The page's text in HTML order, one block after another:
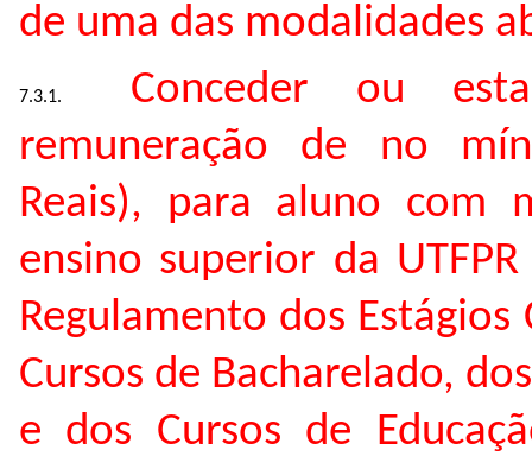
de uma das modalidades
Conceder ou
remuneração de no
Reais), para aluno com
ensino superior da
Regulamento dos
Cursos de Bacharelado,
e dos Cursos de